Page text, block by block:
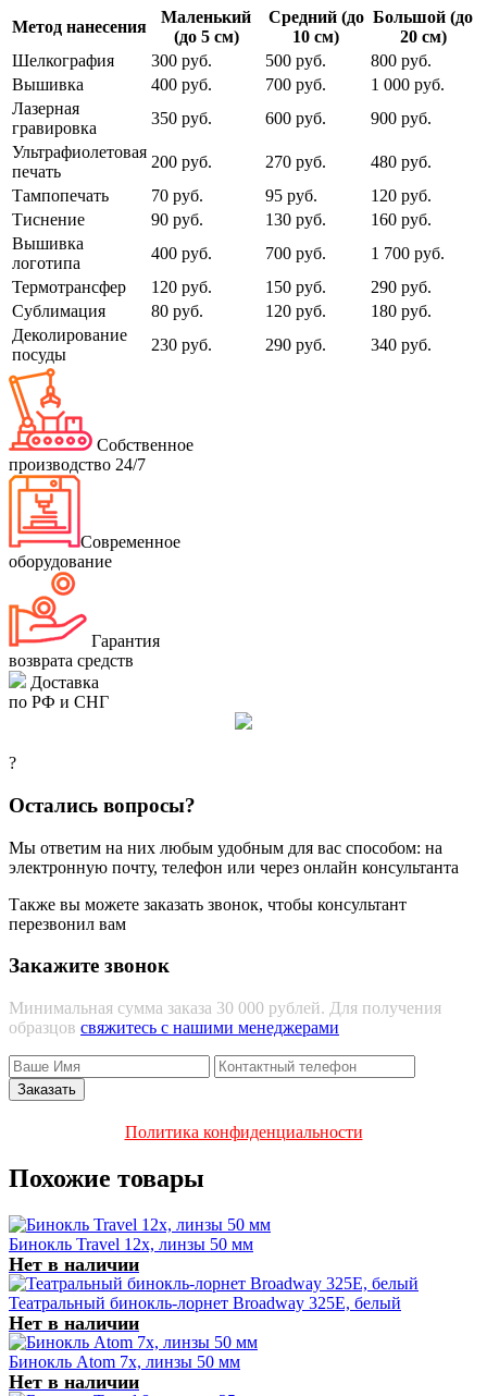
Метод нанесения
Маленький
(до 5 см)
Средний (до
10 см)
Большой (до
20 см)
Шелкография
300 руб. 500 руб.
800 руб.
Вышивка
400 руб. 700 руб.
1 000 руб.
Лазерная
гравировка
350 руб. 600 руб.
900 руб.
Ультрафиолетовая
печать
200 руб. 270 руб.
480 руб.
Тампопечать
70 руб. 95 руб.
120 руб.
Тиснение
90 руб. 130 руб.
160 руб.
Вышивка
логотипа
400 руб. 700 руб.
1 700 руб.
Термотрансфер
120 руб. 150 руб.
290 руб.
Сублимация
80 руб. 120 руб.
180 руб.
Деколирование
посуды
230 руб. 290 руб. 340 руб.
Собственное
производство 24/7
Современное
оборудование
Гарантия
возврата средств
Доставка
по РФ и СНГ
?
Остались вопросы?
Мы ответим на них любым удобным для вас способом: на
электронную почту, телефон или через онлайн консультанта
Также вы можете заказать звонок, чтобы консультант
перезвонил вам
Закажите звонок
Минимальная сумма заказа 30 000 рублей. Для получения
образцов свяжитесь с нашими менеджерами
Политика конфиденциальности
Похожие товары
Бинокль Travel 12x, линзы 50 мм
Нет в наличии
Театральный бинокль-лорнет Broadway 325E, белый
Нет в наличии
Бинокль Atom 7x, линзы 50 мм
Нет в наличии